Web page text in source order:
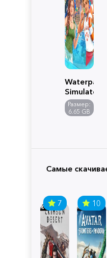
Waterpark
Simulator
Размер:
6.65 GB
Самые
7 10